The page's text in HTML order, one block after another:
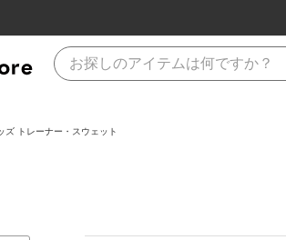
ズ トレーナー・スウェット